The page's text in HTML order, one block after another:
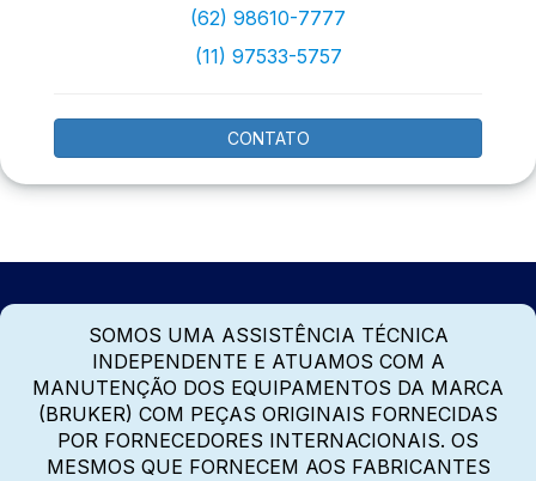
(62) 98610-7777
(11) 97533-5757
CONTATO
SOMOS UMA ASSISTÊNCIA TÉCNICA
INDEPENDENTE E ATUAMOS COM A
MANUTENÇÃO DOS EQUIPAMENTOS DA MARCA
(BRUKER) COM PEÇAS ORIGINAIS FORNECIDAS
POR FORNECEDORES INTERNACIONAIS. OS
MESMOS QUE FORNECEM AOS FABRICANTES